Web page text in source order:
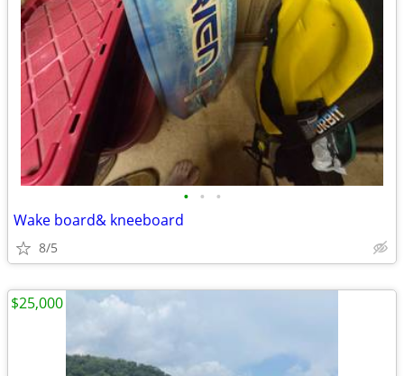
• • •
Wake board& kneeboard
8/5
$25,000